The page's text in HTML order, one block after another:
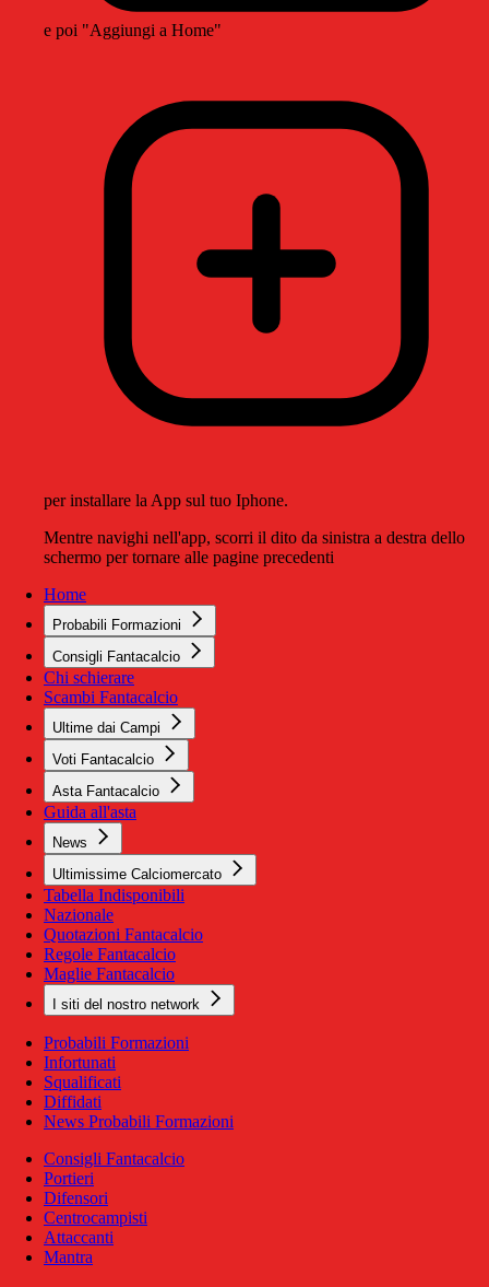
e poi "Aggiungi a Home"
per installare la App sul tuo Iphone.
Mentre navighi nell'app, scorri il dito da sinistra a destra dello
schermo per tornare alle pagine precedenti
Home
Probabili Formazioni
Consigli Fantacalcio
Chi schierare
Scambi Fantacalcio
Ultime dai Campi
Voti Fantacalcio
Asta Fantacalcio
Guida all'asta
News
Ultimissime Calciomercato
Tabella Indisponibili
Nazionale
Quotazioni Fantacalcio
Regole Fantacalcio
Maglie Fantacalcio
I siti del nostro network
Probabili Formazioni
Infortunati
Squalificati
Diffidati
News Probabili Formazioni
Consigli Fantacalcio
Portieri
Difensori
Centrocampisti
Attaccanti
Mantra